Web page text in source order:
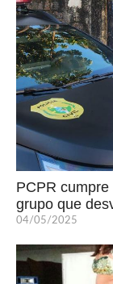
PCPR
grupo que
04/05/2025